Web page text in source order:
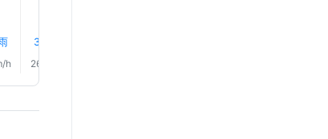
h
3% 下雨
26.0 km/h